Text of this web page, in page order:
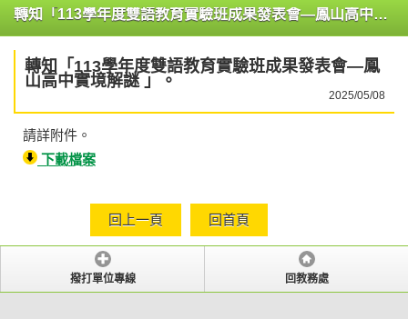
轉知「113學年度雙語教育實驗班成果發表會—鳳山高中實境解謎 」。
轉知「113學年度雙語教育實驗班成果發表會—鳳
山高中實境解謎 」。
2025/05/08
請詳附件。
下載檔案
回上一頁 回首頁
撥打單位專線 回教務處